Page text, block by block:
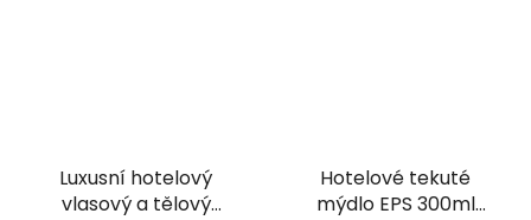
Luxusní hotelový
vlasový a tělový
Hotelové tekuté
mýdlo EPS 300ml